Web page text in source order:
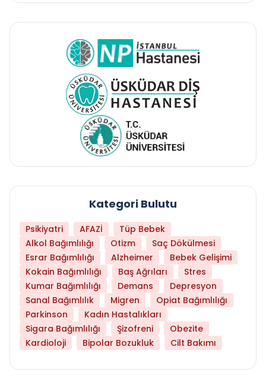
Kategori Bulutu
Psikiyatri AFAZİ
Tüp Bebek
Alkol Bağımlılığı
Otizm
Saç Dökülmesi
Esrar Bağımlılığı
Alzheimer
Bebek Gelişimi
Kokain Bağımlılığı
Baş Ağrıları
Stres
Kumar Bağımlılığı
Demans
Depresyon
Sanal Bağımlılık
Migren
Opiat Bağımlılığı
Parkinson
Kadın Hastalıkları
Sigara Bağımlılığı
Şizofreni
Obezite
Kardioloji
Bipolar Bozukluk Cilt Bakımı